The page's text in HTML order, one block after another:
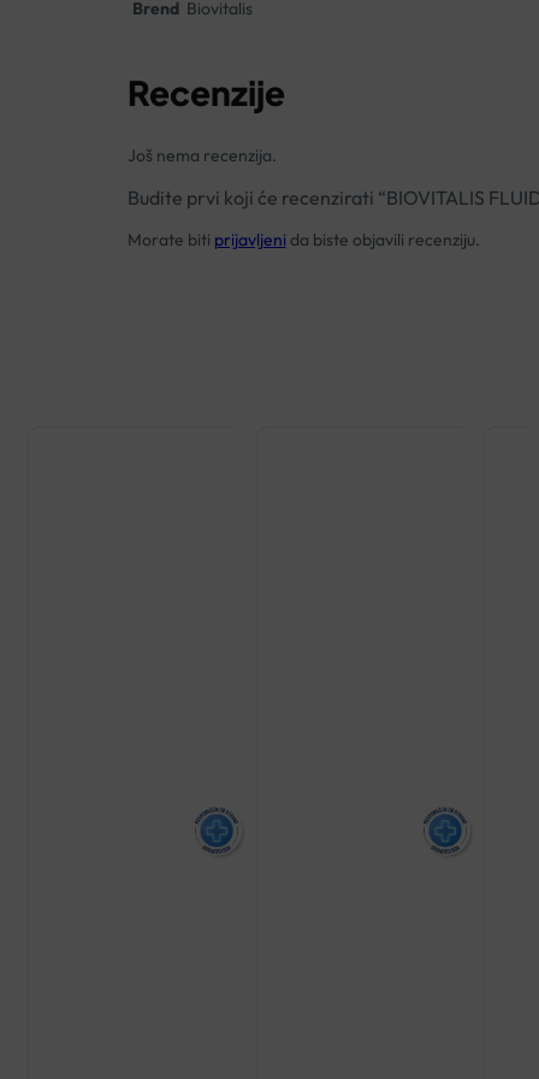
Brend Biovitalis
Recenzije
Još nema recenzija.
Budite prvi koji će recenzirati “BIOVITALIS
Morate biti prijavljeni da biste objavili recenziju.